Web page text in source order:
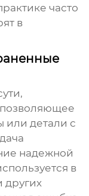
часто
в
или детали с
надежной
в
других